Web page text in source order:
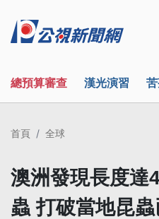
總預算審查 漢光演習
首頁 全球
澳洲發現長度達
蟲 打破當地昆